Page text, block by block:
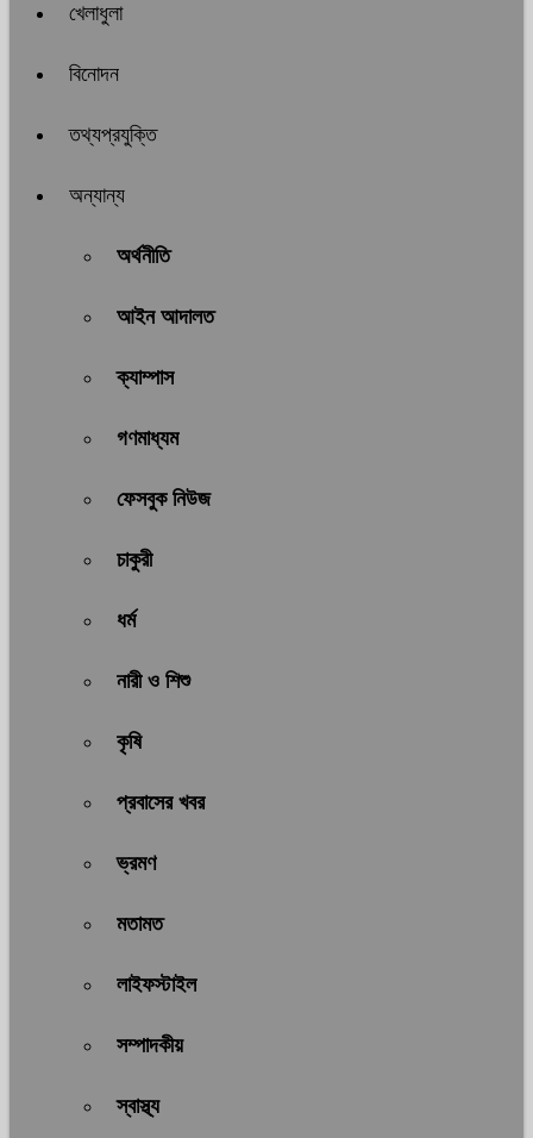
খেলাধুলা
বিনোদন
তথ্যপ্রযুক্তি
অন্যান্য
অর্থনীতি
আইন আদালত
ক্যাম্পাস
গণমাধ্যম
ফেসবুক নিউজ
চাকুরী
ধর্ম
নারী ও শিশু
কৃষি
প্রবাসের খবর
ভ্রমণ
মতামত
লাইফস্টাইল
সম্পাদকীয়
স্বাস্থ্য